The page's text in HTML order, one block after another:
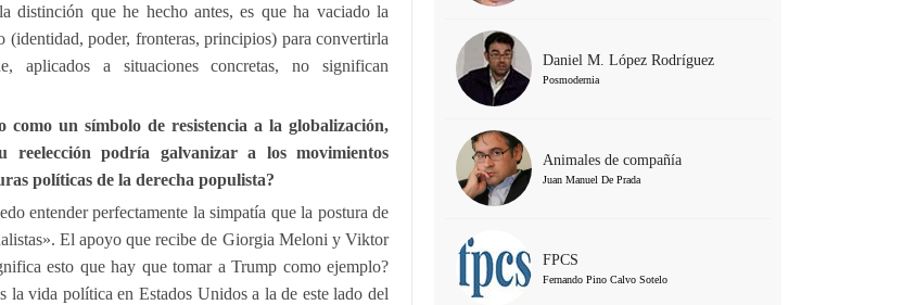
distinción que he hecho antes, es que ha vaciado la
(identidad, poder, fronteras, principios) para convertirla
aplicados a situaciones concretas, no significan
un símbolo de resistencia a la globalización,
podría galvanizar a los movimientos
políticas de la derecha populista?
entender perfectamente la simpatía que la postura de
El apoyo que recibe de Giorgia Meloni y Viktor
esto que hay que tomar a Trump como ejemplo?
vida política en Estados Unidos a la de este lado del
Daniel M. López Rodríguez
Posmodernia
Animales de compañía
Juan Manuel De Prada
FPCS
Fernando Pino Calvo Sotelo